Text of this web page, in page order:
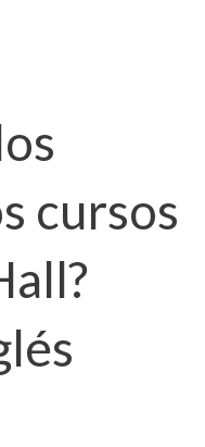
cursos